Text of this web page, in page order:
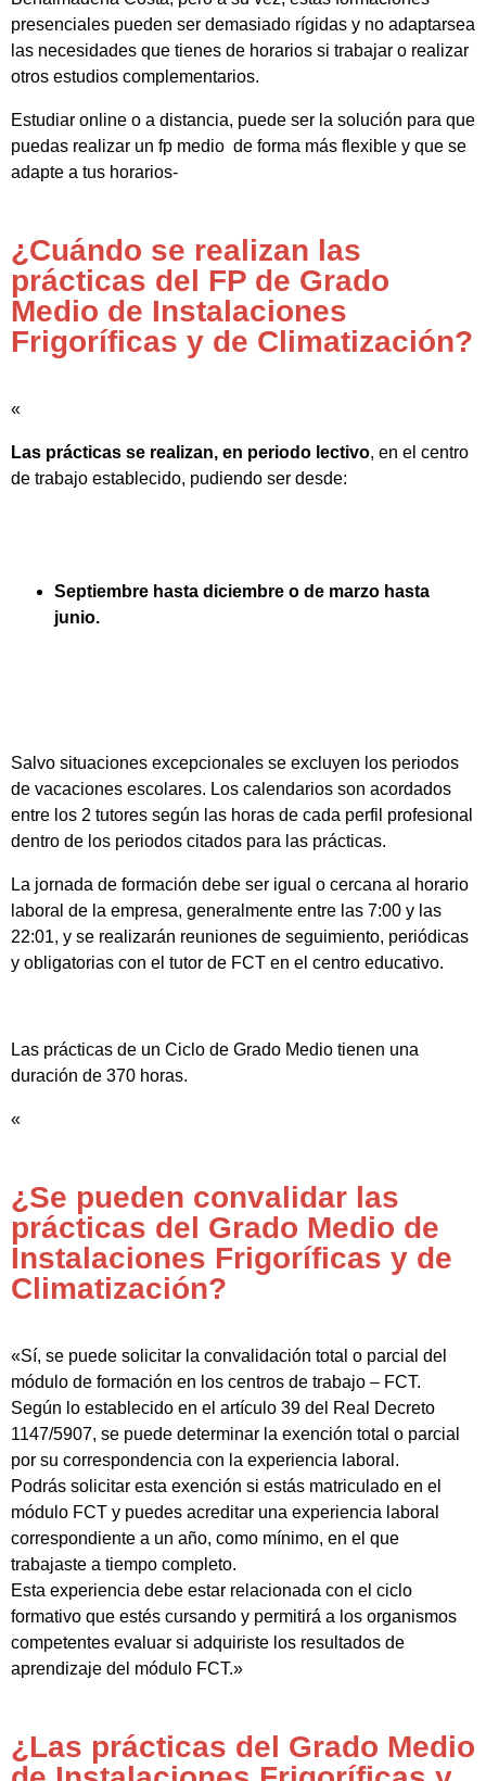
presenciales pueden ser demasiado rígidas y no adaptarsea
las necesidades que tienes de horarios si trabajar o realizar
otros estudios complementarios.
Estudiar online o a distancia, puede ser la solución para que
puedas realizar un fp medio de forma más flexible y que se
adapte a tus horarios-
¿Cuándo se realizan las
prácticas del FP de Grado
Medio de Instalaciones
Frigoríficas y de Climatización?
«
Las prácticas se realizan, en periodo lectivo, en el centro
de trabajo establecido, pudiendo ser desde:
Septiembre hasta diciembre o de marzo hasta
junio.
Salvo situaciones excepcionales se excluyen los periodos
de vacaciones escolares. Los calendarios son acordados
entre los 2 tutores según las horas de cada perfil profesional
dentro de los periodos citados para las prácticas.
La jornada de formación debe ser igual o cercana al horario
laboral de la empresa, generalmente entre las 7:00 y las
22:01, y se realizarán reuniones de seguimiento, periódicas
y obligatorias con el tutor de FCT en el centro educativo.
Las prácticas de un Ciclo de Grado Medio tienen una
duración de 370 horas.
«
¿Se pueden convalidar las
prácticas del Grado Medio de
Instalaciones Frigoríficas y de
Climatización?
«Sí, se puede solicitar la convalidación total o parcial del
módulo de formación en los centros de trabajo – FCT.
Según lo establecido en el artículo 39 del Real Decreto
1147/5907, se puede determinar la exención total o parcial
por su correspondencia con la experiencia laboral.
Podrás solicitar esta exención si estás matriculado en el
módulo FCT y puedes acreditar una experiencia laboral
correspondiente a un año, como mínimo, en el que
trabajaste a tiempo completo.
Esta experiencia debe estar relacionada con el ciclo
formativo que estés cursando y permitirá a los organismos
competentes evaluar si adquiriste los resultados de
aprendizaje del módulo FCT.»
¿Las prácticas del Grado Medio